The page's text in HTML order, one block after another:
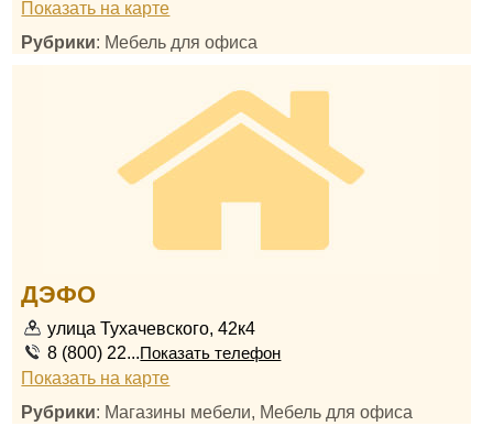
Показать на карте
Рубрики: Мебель для офиса
ДЭФО
улица Тухачевского, 42к4
8 (800) 22...Показать телефон
Показать на карте
Рубрики: Магазины мебели, Мебель для офиса